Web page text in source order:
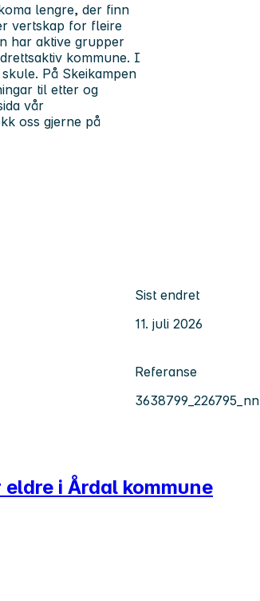
lengre, der finn
vertskap for fleire
har aktive grupper
kommune. I
På Skeikampen
til etter og
vår
oss gjerne på
Sist endret
11. juli 2026
Referanse
3638799_226795_nn
i Årdal kommune